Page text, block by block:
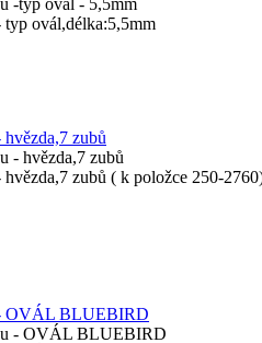
ovál,délka:5,5mm
zubů
zubů ( k položce 250-
- OVÁL BLUEBIRD